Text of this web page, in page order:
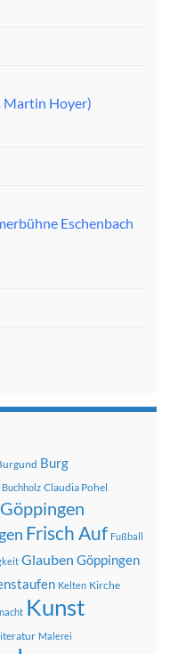
Martin Hoyer)
Eschenbach
Burg
Claudia Pohel
Frisch Auf Fußball
Glauben Göppingen
Kelten Kirche
Kunst
Malerei